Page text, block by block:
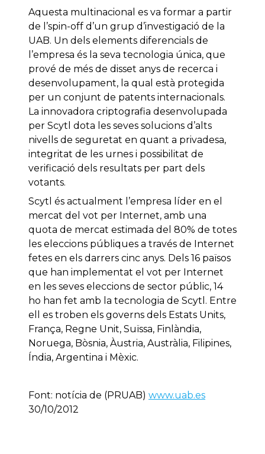
Aquesta multinacional es va formar a partir
de l’spin-off d’un grup d’investigació de la
UAB. Un dels elements diferencials de
l’empresa és la seva tecnologia única, que
prové de més de disset anys de recerca i
desenvolupament, la qual està protegida
per un conjunt de patents internacionals.
La innovadora criptografia desenvolupada
per Scytl dota les seves solucions d’alts
nivells de seguretat en quant a privadesa,
integritat de les urnes i possibilitat de
verificació dels resultats per part dels
votants.
Scytl és actualment l’empresa líder en el
mercat del vot per Internet, amb una
quota de mercat estimada del 80% de totes
les eleccions públiques a través de Internet
fetes en els darrers cinc anys. Dels 16 països
que han implementat el vot per Internet
en les seves eleccions de sector públic, 14
ho han fet amb la tecnologia de Scytl. Entre
ell es troben els governs dels Estats Units,
França, Regne Unit, Suïssa, Finlàndia,
Noruega, Bòsnia, Àustria, Austràlia, Filipines,
Índia, Argentina i Mèxic.
Font: notícia de (PRUAB) www.uab.es
30/10/2012